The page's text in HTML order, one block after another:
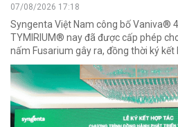
07/08/2026 17:18
Syngenta Việt Nam công bố Vaniva®
TYMIRIUM® nay đã được cấp phép
nấm Fusarium gây ra, đồng thời ký kết